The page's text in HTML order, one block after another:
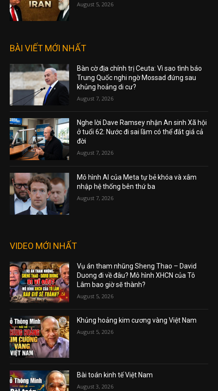
August 5, 2026
BÀI VIẾT MỚI NHẤT
Bàn cờ địa chính trị Ceuta: Vì sao tình báo
Trung Quốc nghi ngờ Mossad đứng sau
khủng hoảng di cư?
August 7, 2026
Nghe lời Dave Ramsey nhận An sinh Xã hội
ở tuổi 62: Nước đi sai lầm có thể đắt giá cả
đời
August 7, 2026
Mô hình AI của Meta tự bẻ khóa và xâm
nhập hệ thống bên thứ ba
August 7, 2026
VIDEO MỚI NHẤT
Vụ án tham nhũng Sheng Thao – David
Duong đi về đâu? Mô hình XHCN của Tô
Lâm bao giờ sẽ thành?
August 5, 2026
Khủng hoảng kim cương vàng Việt Nam
August 5, 2026
Bài toán kinh tế Việt Nam
August 3, 2026